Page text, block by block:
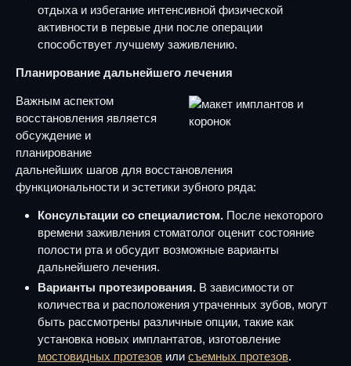
отдыха и избегание интенсивной физической
активности в первые дни после операции
способствует лучшему заживлению.
Планирование дальнейшего лечения
Важным аспектом
восстановления является
обсуждение и
планирование
дальнейших шагов для восстановления
функциональности и эстетики зубного ряда:
Консультации со специалистом. После некоторого
времени заживления стоматолог оценит состояние
полости рта и обсудит возможные варианты
дальнейшего лечения.
Варианты протезирования. В зависимости от
количества и расположения утраченных зубов, могут
быть рассмотрены различные опции, такие как
установка новых имплантатов, изготовление
мостовидных протезов или съемных протезов.